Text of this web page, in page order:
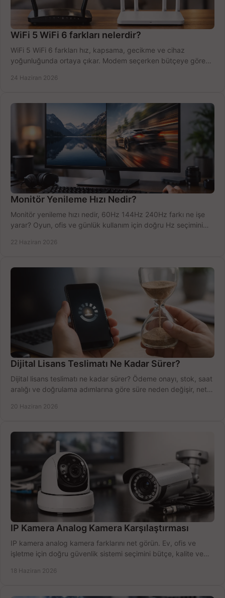
WiFi 5 WiFi 6 farkları nelerdir?
WiFi 5 WiFi 6 farkları hız, kapsama, gecikme ve cihaz
yoğunluğunda ortaya çıkar. Modem seçerken bütçeye göre
24 Haziran 2026
Monitör Yenileme Hızı Nedir?
Monitör yenileme hızı nedir, 60Hz 144Hz 240Hz farkı ne işe
yarar? Oyun, ofis ve günlük kullanım için doğru Hz seçimini
22 Haziran 2026
Dijital Lisans Teslimatı Ne Kadar Sürer?
Dijital lisans teslimatı ne kadar sürer? Ödeme onayı, stok, saat
aralığı ve doğrulama adımlarına göre süre neden değişir, net
20 Haziran 2026
IP Kamera Analog Kamera Karşılaştırması
IP kamera analog kamera farklarını net görün. Ev, ofis ve
işletme için doğru güvenlik sistemi seçimini bütçe, kalite ve
18 Haziran 2026